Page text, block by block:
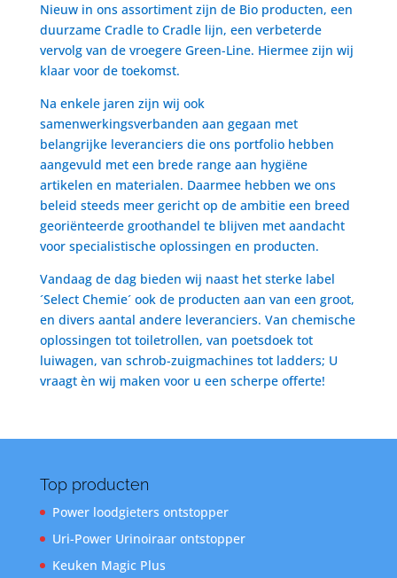
Nieuw in ons assortiment zijn de Bio producten, een
duurzame Cradle to Cradle lijn, een verbeterde
vervolg van de vroegere Green-Line. Hiermee zijn wij
klaar voor de toekomst.
Na enkele jaren zijn wij ook
samenwerkingsverbanden aan gegaan met
belangrijke leveranciers die ons portfolio hebben
aangevuld met een brede range aan hygiëne
artikelen en materialen. Daarmee hebben we ons
beleid steeds meer gericht op de ambitie een breed
georiënteerde groothandel te blijven met aandacht
voor specialistische oplossingen en producten.
Vandaag de dag bieden wij naast het sterke label
´Select Chemie´ ook de producten aan van een groot,
en divers aantal andere leveranciers. Van chemische
oplossingen tot toiletrollen, van poetsdoek tot
luiwagen, van schrob-zuigmachines tot ladders; U
vraagt èn wij maken voor u een scherpe offerte!
Top producten
Power loodgieters ontstopper
Uri-Power Urinoiraar ontstopper
Keuken Magic Plus